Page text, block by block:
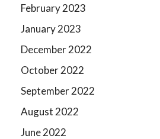
February 2023
January 2023
December 2022
October 2022
September 2022
August 2022
June 2022